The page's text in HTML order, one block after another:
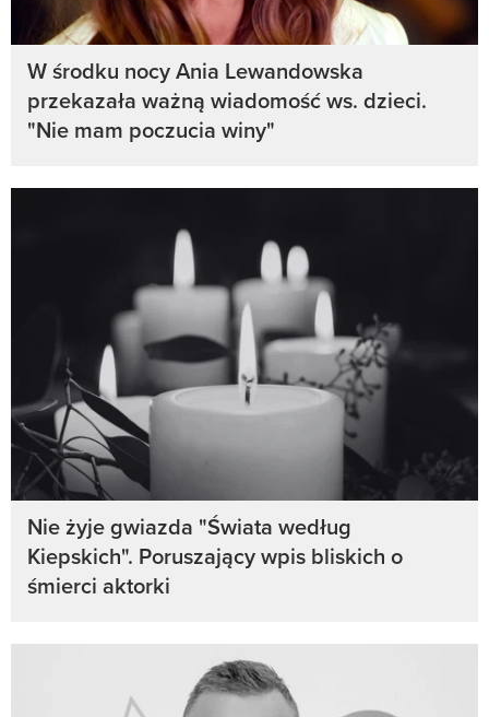
W środku nocy Ania Lewandowska
przekazała ważną wiadomość ws. dzieci.
"Nie mam poczucia winy"
Nie żyje gwiazda "Świata według
Kiepskich". Poruszający wpis bliskich o
śmierci aktorki